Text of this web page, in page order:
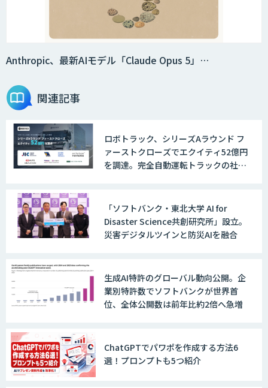
法人向けAIエージェント「OfficeAI社
員」
＜Dify活用＞AIエージェントDRIVE
戦略策定から実装まで一気通貫のAIエー
ジェント開発
WARP NEXT
LINE WORKS AiNote
Anthropic、最新AIモデル「Claude Opus 5」…
関連記事
ロボトラック、シリーズAラウンド フ
ァーストクローズでエクイティ52億円
を調達。完全自動運転トラックの社会
「ソフトバンク・東北大学 AI for
Disaster Science共創研究所」設立。
災害デジタルツインと防災AIを融合
生成AI特許のグローバル動向公開。企
業別特許数でソフトバンクが世界首
位、全体公開数は前年比約2倍へ急増
ChatGPTでパワポを作成する方法6
選！プロンプトも5つ紹介